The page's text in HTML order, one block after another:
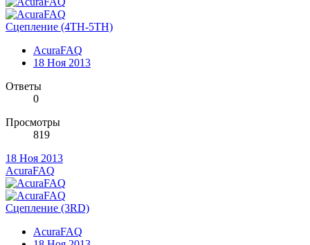
Сцепление (4TH-5TH)
AcuraFAQ
18 Ноя 2013
Ответы
0
Просмотры
819
18 Ноя 2013
AcuraFAQ
Сцепление (3RD)
AcuraFAQ